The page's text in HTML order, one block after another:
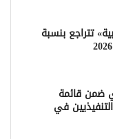
تتراجع بنسبة
ضمن قائمة
في